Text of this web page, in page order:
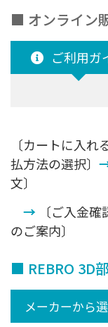
■ オンライン
ご利用ガ
〔カートに入れ
払方法の選択〕
文〕
→ 〔ご入金確
のご案内〕
■ REBRO 3D
メーカーから